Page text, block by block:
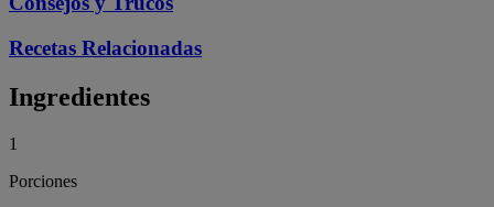
Recetas Relacionadas
Ingredientes
1
Porciones